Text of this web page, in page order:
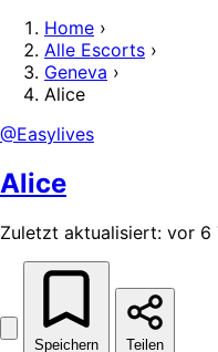
Home ›
Alle Escorts ›
Geneva ›
Alice
@Easylives
Alice
Zuletzt aktualisiert: vor 6
Speichern Teilen